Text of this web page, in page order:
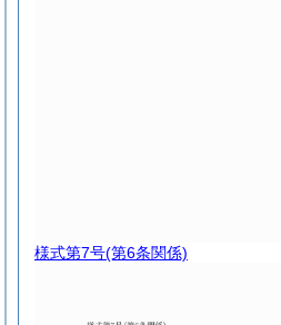
様式第7号(第6条関係)